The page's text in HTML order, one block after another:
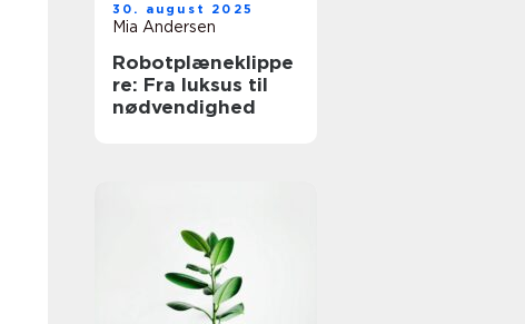
30. august 2025
Mia Andersen
Robotplæneklippe
re: Fra luksus til
nødvendighed